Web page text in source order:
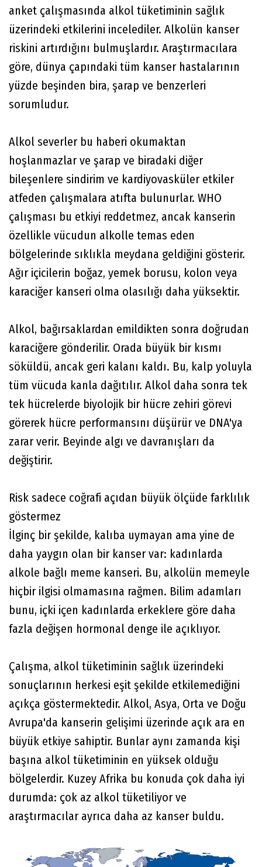
anket çalışmasında alkol tüketiminin sağlık
üzerindeki etkilerini incelediler. Alkolün kanser
riskini artırdığını bulmuşlardır. Araştırmacılara
göre, dünya çapındaki tüm kanser hastalarının
yüzde beşinden bira, şarap ve benzerleri
sorumludur.
Alkol severler bu haberi okumaktan
hoşlanmazlar ve şarap ve biradaki diğer
bileşenlere sindirim ve kardiyovasküler etkiler
atfeden çalışmalara atıfta bulunurlar. WHO
çalışması bu etkiyi reddetmez, ancak kanserin
özellikle vücudun alkolle temas eden
bölgelerinde sıklıkla meydana geldiğini gösterir.
Ağır içicilerin boğaz, yemek borusu, kolon veya
karaciğer kanseri olma olasılığı daha yüksektir.
Alkol, bağırsaklardan emildikten sonra doğrudan
karaciğere gönderilir. Orada büyük bir kısmı
söküldü, ancak geri kalanı kaldı. Bu, kalp yoluyla
tüm vücuda kanla dağıtılır. Alkol daha sonra tek
tek hücrelerde biyolojik bir hücre zehiri görevi
görerek hücre performansını düşürür ve DNA'ya
zarar verir. Beyinde algı ve davranışları da
değiştirir.
Risk sadece coğrafi açıdan büyük ölçüde farklılık
göstermez
İlginç bir şekilde, kalıba uymayan ama yine de
daha yaygın olan bir kanser var: kadınlarda
alkole bağlı meme kanseri. Bu, alkolün memeyle
hiçbir ilgisi olmamasına rağmen. Bilim adamları
bunu, içki içen kadınlarda erkeklere göre daha
fazla değişen hormonal denge ile açıklıyor.
Çalışma, alkol tüketiminin sağlık üzerindeki
sonuçlarının herkesi eşit şekilde etkilemediğini
açıkça göstermektedir. Alkol, Asya, Orta ve Doğu
Avrupa'da kanserin gelişimi üzerinde açık ara en
büyük etkiye sahiptir. Bunlar aynı zamanda kişi
başına alkol tüketiminin en yüksek olduğu
bölgelerdir. Kuzey Afrika bu konuda çok daha iyi
durumda: çok az alkol tüketiliyor ve
araştırmacılar ayrıca daha az kanser buldu.